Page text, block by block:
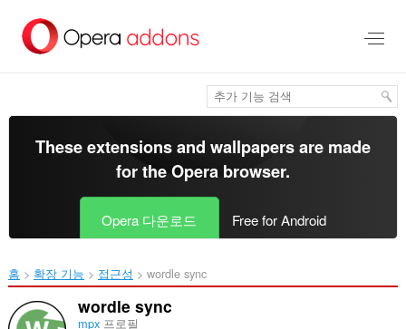
건
These extensions and wallpapers are made
for theOpera browser.
Opera 다운로드 Free for Android
홈 확장 기능 접근성 wordle sync‎
wordle sync
mpx프로필